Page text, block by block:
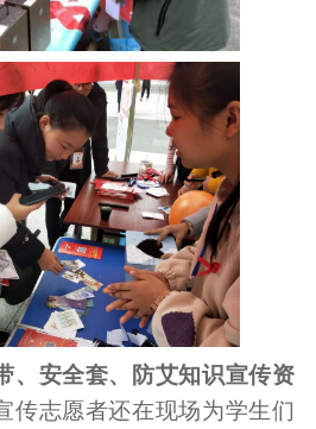
、安全套、防艾知识宣传资
传志愿者还在现场为学生们